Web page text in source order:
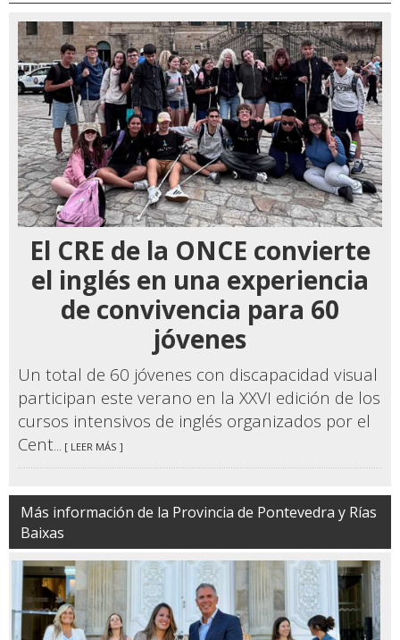
El CRE de la ONCE convierte
el inglés en una experiencia
de convivencia para 60
jóvenes
Un total de 60 jóvenes con discapacidad visual
participan este verano en la XXVI edición de los
cursos intensivos de inglés organizados por el
Cent ... [ LEER MÁS ]
Más información de la Provincia de Pontevedra y Rías
Baixas